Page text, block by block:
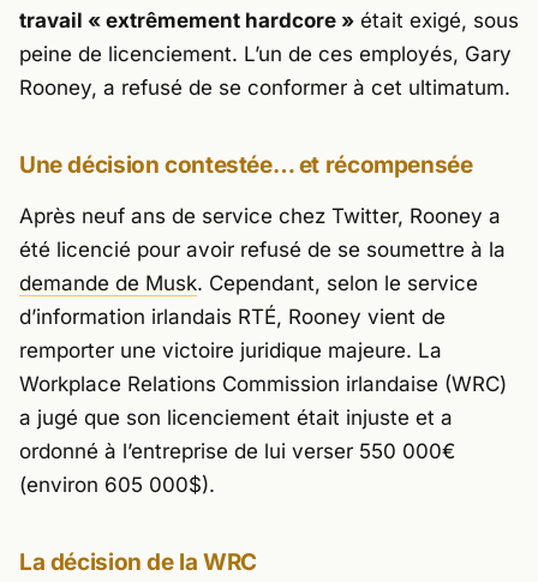
travail « extrêmement hardcore » était exigé, sous
peine de licenciement. L’un de ces employés, Gary
Rooney, a refusé de se conformer à cet ultimatum.
Une décision contestée… et récompensée
Après neuf ans de service chez Twitter, Rooney a
été licencié pour avoir refusé de se soumettre à la
demande de Musk. Cependant, selon le service
d’information irlandais RTÉ, Rooney vient de
remporter une victoire juridique majeure. La
Workplace Relations Commission irlandaise (WRC)
a jugé que son licenciement était injuste et a
ordonné à l’entreprise de lui verser 550 000€
(environ 605 000$).
La décision de la WRC